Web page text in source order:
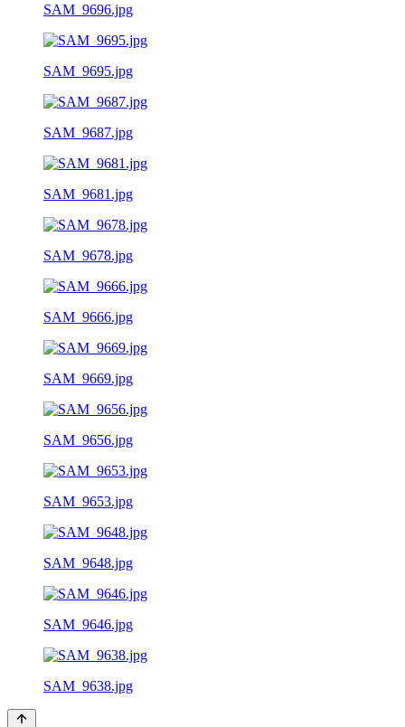
SAM_9696.jpg
SAM_9695.jpg
SAM_9687.jpg
SAM_9681.jpg
SAM_9678.jpg
SAM_9666.jpg
SAM_9669.jpg
SAM_9656.jpg
SAM_9653.jpg
SAM_9648.jpg
SAM_9646.jpg
SAM_9638.jpg